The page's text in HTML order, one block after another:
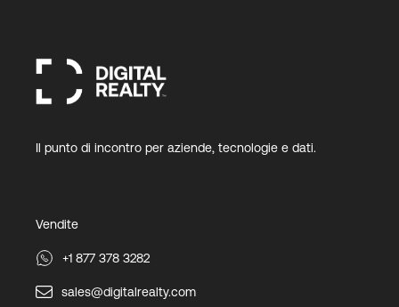
Il punto di incontro per aziende, tecnologie e dati.
Vendite
+1 877 378 3282
sales@digitalrealty.com